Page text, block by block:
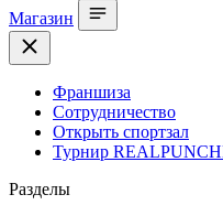
Магазин
Франшиза
Сотрудничество
Открыть спортзал
Турнир
Разделы